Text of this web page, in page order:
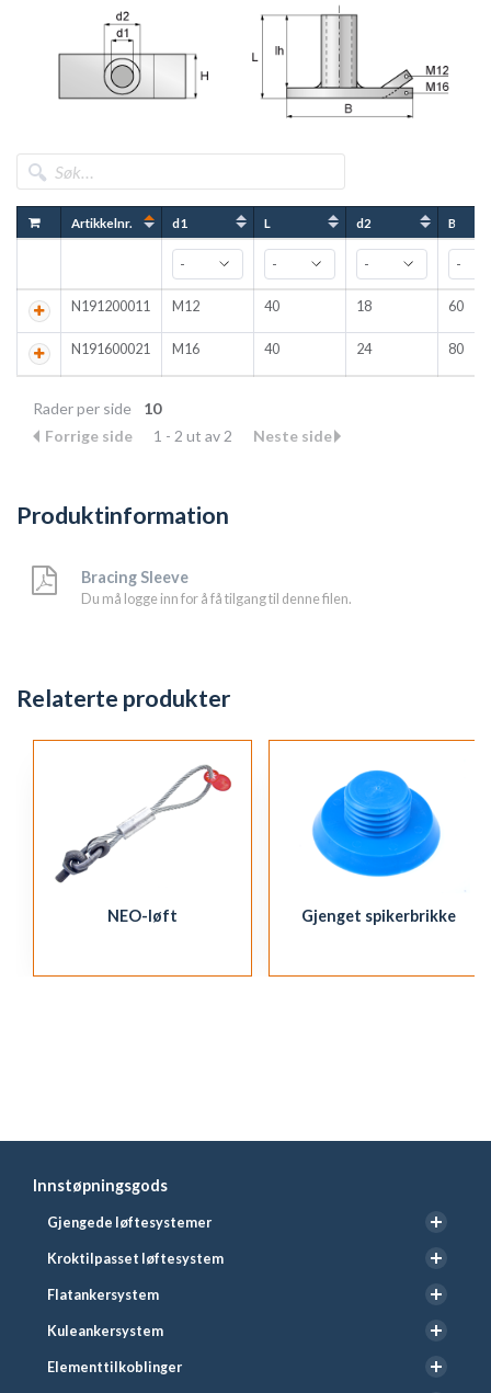
Innstøpningsgods
Gjengede løftesystemer
Kroktilpasset løftesystem
Flatankersystem
Kuleankersystem
Elementtilkoblinger
Artikkelnr. d1 L d2 B
N191200011 M12 40 18 60
N191600021 M16 40 24 80
Rader per side
10
Forrige side
1 - 2 ut av 2 Neste side
Produktinformation
Bracing Sleeve
Du må logge inn for å få tilgang til denne filen.
Relaterte produkter
NEO-løft Gjenget spikerbrikke